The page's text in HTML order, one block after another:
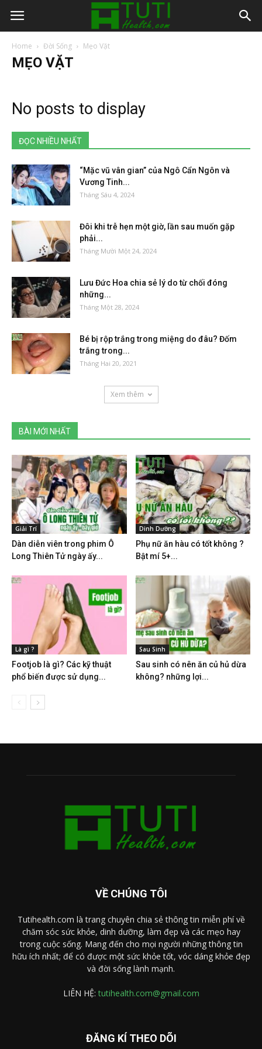
Home Đời Sống Mẹo Vặt
MẸO VẶT
No posts to display
ĐỌC NHIỀU NHẤT
“Mặc vũ vân gian” của Ngô Cẩn Ngôn và
Vương Tinh...
Tháng Sáu 4, 2024
Đôi khi trễ hẹn một giờ, lần sau muốn gặp
phải...
Tháng Mười Một 24, 2024
Lưu Đức Hoa chia sẻ lý do từ chối đóng
những...
Tháng Một 28, 2024
Bé bị rộp trắng trong miệng do đâu? Đốm
trắng trong...
Tháng Hai 20, 2021
Xem thêm
BÀI MỚI NHẤT
Giải Trí
Dàn diễn viên trong phim Ô
Long Thiên Tử ngày ấy...
Dinh Dưỡng
Phụ nữ ăn hàu có tốt không ?
Bật mí 5+...
Là gì ?
Footjob là gì? Các kỹ thuật
phổ biến được sử dụng...
Sau Sinh
Sau sinh có nên ăn củ hủ dừa
không? những lợi...
VỀ CHÚNG TÔI
Tutihealth.com là trang chuyên chia sẻ thông tin miễn phí về
chăm sóc sức khỏe, dinh dưỡng, làm đẹp và các mẹo hay
trong cuộc sống. Mang đến cho mọi người những thông tin
hữu ích nhất; để có được một sức khỏe tốt, vóc dáng khỏe đẹp
và đời sống lành mạnh.
LIÊN HỆ:tutihealth.com@gmail.com
ĐĂNG KÍ THEO DÕI